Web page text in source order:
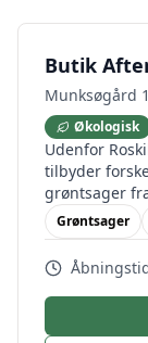
Butik
Munksøgård
Økologisk
Udenfor
tilbyder
grøntsager
Highland-
Grøntsager